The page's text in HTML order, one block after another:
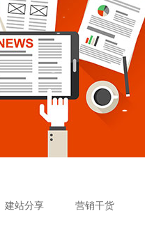
建站分享 营销干货